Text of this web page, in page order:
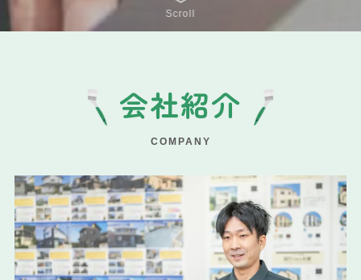
Scroll
会社紹介
COMPANY